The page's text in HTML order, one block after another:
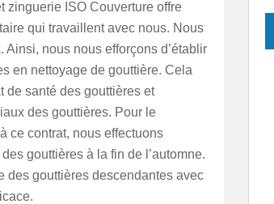
zinguerie ISO Couverture offre
qui travaillent avec nous. Nous
nous nous efforçons d’établir
en nettoyage de gouttière. Cela
de santé des gouttières et
des gouttières. Pour le
ce contrat, nous effectuons
gouttières à la fin de l’automne.
des gouttières descendantes avec